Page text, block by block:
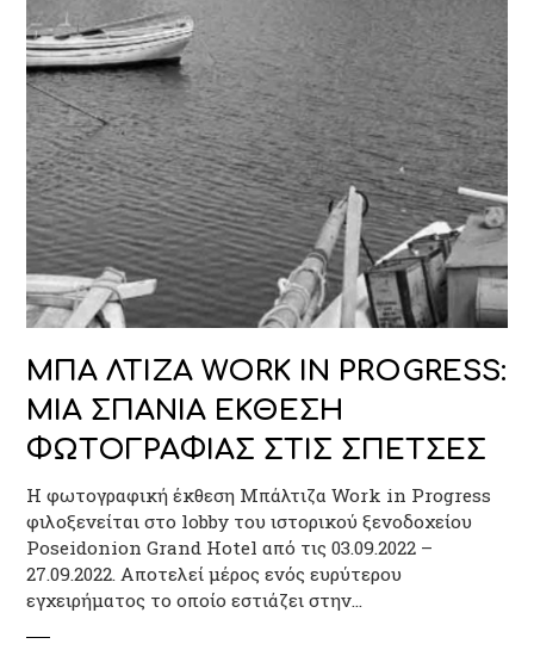
ΜΠΑ ΛΤΙΖΑ WORK IN PROGRESS:
ΜΙΑ ΣΠΑΝΙΑ ΕΚΘΕΣΗ
ΦΩΤΟΓΡΑΦΙΑΣ ΣΤΙΣ ΣΠΕΤΣΕΣ
Η φωτογραφική έκθεση Μπάλτιζα Work in Progress
φιλοξενείται στο lobby του ιστορικού ξενοδοχείου
Poseidonion Grand Hotel από τις 03.09.2022 –
27.09.2022. Αποτελεί μέρος ενός ευρύτερου
εγχειρήματος το οποίο εστιάζει στην…